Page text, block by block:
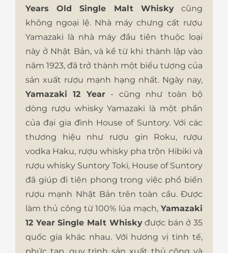
Years Old Single Malt Whiskycũng
không ngoại lệ. Nhà máy chưng cất rượu
Yamazaki là nhà máy đầu tiên thuộc loại
này ở Nhật Bản, và kể từ khi thành lập vào
năm 1923, đã trở thành một biểu tượng của
sản xuất rượu mạnh hạng nhất. Ngày nay,
Yamazaki 12 Year- cũng như toàn bộ
dòng rượu whisky Yamazaki là một phần
của đại gia đình House of Suntory. Với các
thương hiệu như rượu gin Roku, rượu
vodka Haku, rượu whisky pha trộn Hibiki và
rượu whisky Suntory Toki, House of Suntory
đã giúp đi tiên phong trong việc phổ biến
rượu mạnh Nhật Bản trên toàn cầu. Được
làm thủ công từ 100% lúa mạch, Yamazaki
12 Year Single Malt Whiskyđược bán ở 35
quốc gia khác nhau. Với hương vị tinh tế,
phức tạp, quy trình sản xuất thủ công và